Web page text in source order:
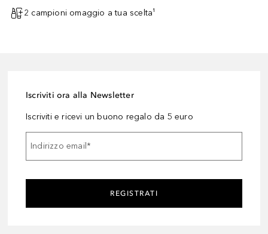
2 campioni omaggio a tua scelta¹
Iscriviti ora alla Newsletter
Iscriviti e ricevi un buono regalo da 5 euro
Indirizzo email*
REGISTRATI